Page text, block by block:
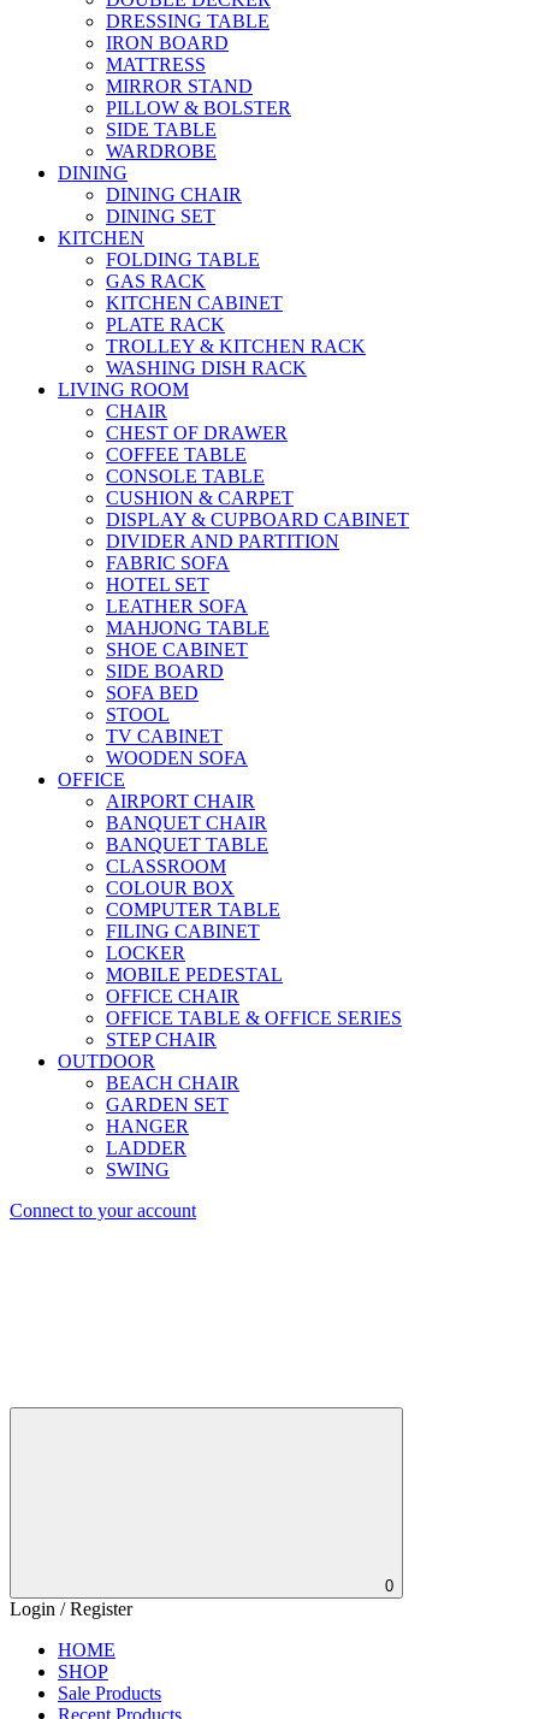
DRESSING TABLE
IRON BOARD
MATTRESS
MIRROR STAND
PILLOW & BOLSTER
SIDE TABLE
WARDROBE
DINING
DINING CHAIR
DINING SET
KITCHEN
FOLDING TABLE
GAS RACK
KITCHEN CABINET
PLATE RACK
TROLLEY & KITCHEN RACK
WASHING DISH RACK
LIVING ROOM
CHAIR
CHEST OF DRAWER
COFFEE TABLE
CONSOLE TABLE
CUSHION & CARPET
DISPLAY & CUPBOARD CABINET
DIVIDER AND PARTITION
FABRIC SOFA
HOTEL SET
LEATHER SOFA
MAHJONG TABLE
SHOE CABINET
SIDE BOARD
SOFA BED
STOOL
TV CABINET
WOODEN SOFA
OFFICE
AIRPORT CHAIR
BANQUET CHAIR
BANQUET TABLE
CLASSROOM
COLOUR BOX
COMPUTER TABLE
FILING CABINET
LOCKER
MOBILE PEDESTAL
OFFICE CHAIR
OFFICE TABLE & OFFICE SERIES
STEP CHAIR
OUTDOOR
BEACH CHAIR
GARDEN SET
HANGER
LADDER
SWING
Connect to your account
0
Login / Register
HOME
SHOP
Sale Products
Recent Products